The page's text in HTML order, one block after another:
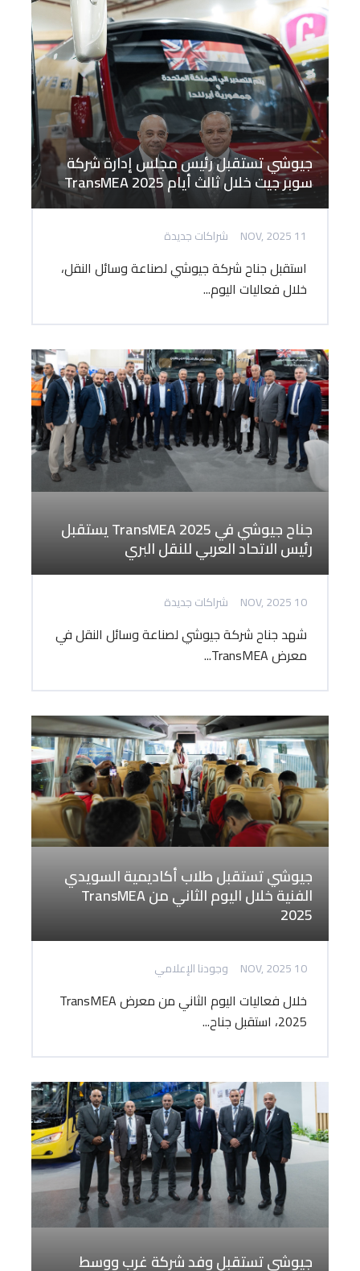
جيوشي تستقبل رئيس مجلس إدارة شركة
سوبر جيت خلال ثالث أيام TransMEA 2025
11 NOV, 2025 شراكات جديدة
استقبل جناح شركة جيوشي لصناعة وسائل النقل،
خلال فعاليات اليوم...
جناح جيوشي في TransMEA 2025 يستقبل
رئيس الاتحاد العربي للنقل البري
10 NOV, 2025 شراكات جديدة
شهد جناح شركة جيوشي لصناعة وسائل النقل في
معرض TransMEA...
جيوشي تستقبل طلاب أكاديمية السويدي
الفنية خلال اليوم الثاني من TransMEA
2025
10 NOV, 2025 وجودنا الإعلامي
خلال فعاليات اليوم الثاني من معرض TransMEA
2025، استقبل جناح...
جيوشي تستقبل وفد شركة غرب ووسط